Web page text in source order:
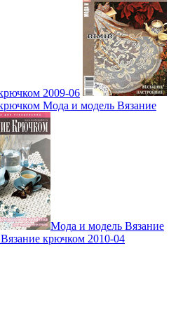
2009-06
Мода и модель Вязание
Мода и модель Вязание
крючком 2010-04